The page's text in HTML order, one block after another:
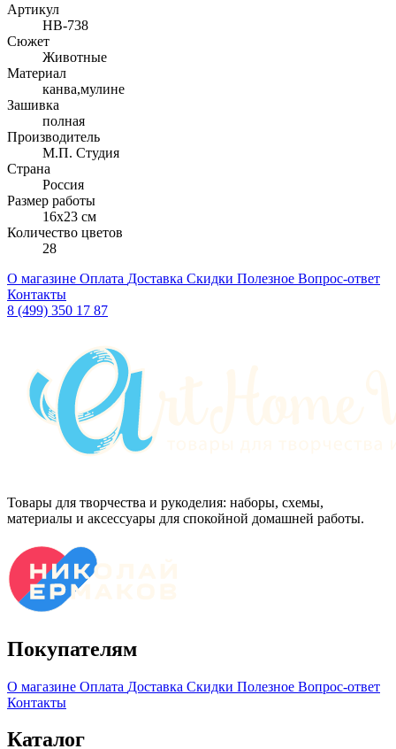
Артикул
НВ-738
Сюжет
Животные
Материал
канва,мулине
Зашивка
полная
Производитель
М.П. Студия
Страна
Россия
Размер работы
16x23 см
Количество цветов
28
О магазине Оплата Доставка Скидки Полезное Вопрос-ответ
Контакты
8 (499) 350 17 87
Товары для творчества и рукоделия: наборы, схемы,
материалы и аксессуары для спокойной домашней работы.
Покупателям
О магазине Оплата Доставка Скидки Полезное Вопрос-ответ
Контакты
Каталог